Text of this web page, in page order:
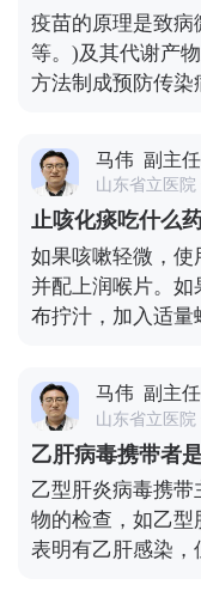
疫苗的原理是致
等。)及其代谢产
方法制成预防传染
应和保护性抗体
体再次与病原体
产生更多的抗体
损害。
马伟 副主
山东省立医院
止咳化痰吃什么
如果咳嗽轻微，使
并配上润喉片。
布拧汁，加入适
12小时，待萝卜
咳嗽停止，非常
皮和5克桔梗一起
就可以吃了。当然
应该去正规医院
病情。平时，患
马伟 副主
山东省立医院
乙肝病毒携带者
乙型肝炎病毒携
物的检查，如乙
表明有乙肝感染，